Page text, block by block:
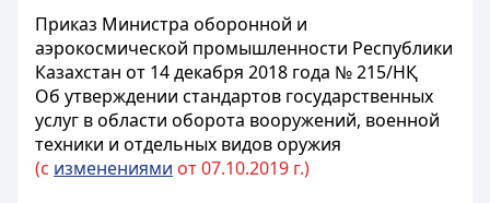
Приказ Министра оборонной и
аэрокосмической промышленности Республики
Казахстан от 14 декабря 2018 года № 215/НҚ
Об утверждении стандартов государственных
услуг в области оборота вооружений, военной
техники и отдельных видов оружия
(с изменениями от 07.10.2019 г.)